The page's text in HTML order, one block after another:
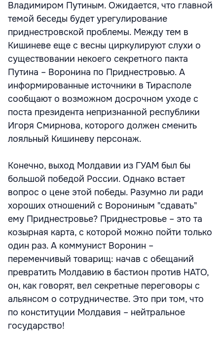
Владимиром Путиным. Ожидается, что главной
темой беседы будет урегулирование
приднестровской проблемы. Между тем в
Кишиневе еще с весны циркулируют слухи о
существовании некоего секретного пакта
Путина – Воронина по Приднестровью. А
информированные источники в Тирасполе
сообщают о возможном досрочном уходе с
поста президента непризнанной республики
Игоря Смирнова, которого должен сменить
лояльный Кишиневу персонаж.
Конечно, выход Молдавии из ГУАМ был бы
большой победой России. Однако встает
вопрос о цене этой победы. Разумно ли ради
хороших отношений с Ворониным "сдавать"
ему Приднестровье? Приднестровье – это та
козырная карта, с которой можно пойти только
один раз. А коммунист Воронин –
переменчивый товарищ: начав с обещаний
превратить Молдавию в бастион против НАТО,
он, как говорят, вел секретные переговоры с
альянсом о сотрудничестве. Это при том, что
по конституции Молдавия – нейтральное
государство!